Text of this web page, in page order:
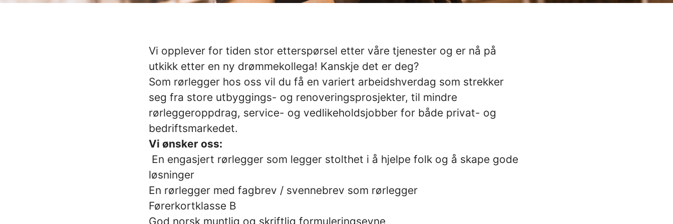
Vi opplever for tiden stor etterspørsel etter våre tjenester og er nå på
utkikk etter en ny drømmekollega! Kanskje det er deg?
Som rørlegger hos oss vil du få en variert arbeidshverdag som strekker
seg fra store utbyggings- og renoveringsprosjekter, til mindre
rørleggeroppdrag, service- og vedlikeholdsjobber for både privat- og
bedriftsmarkedet.
Vi ønsker oss:
En engasjert rørlegger som legger stolthet i å hjelpe folk og å skape gode
løsninger
En rørlegger med fagbrev / svennebrev som rørlegger
Førerkortklasse B
God norsk muntlig og skriftlig formuleringsevne